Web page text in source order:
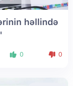
həllində
0 0